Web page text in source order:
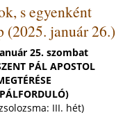
s egyenként
(2025. január 26.)
25. szombat
PÁL APOSTOL
III. hét)